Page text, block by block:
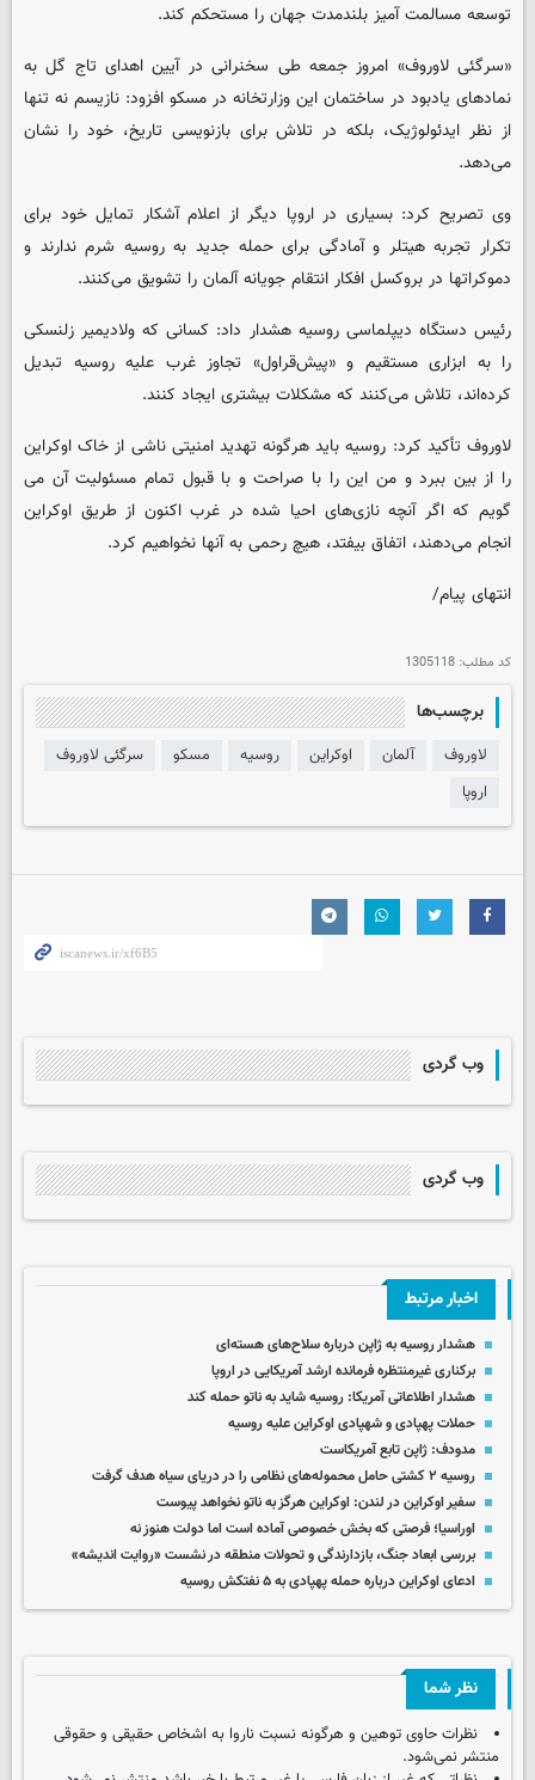
توسعه مسالمت ‌آمیز بلندمدت جهان را مستحکم کند.
«سرگئی لاوروف» امروز جمعه طی سخنرانی در آیین اهدای تاج گل به
نمادهای یادبود در ساختمان این وزارتخانه در مسکو افزود: نازیسم نه تنها
از نظر ایدئولوژیک، بلکه در تلاش برای بازنویسی تاریخ، خود را نشان
می‌دهد.
وی تصریح کرد: بسیاری در اروپا دیگر از اعلام آشکار تمایل خود برای
تکرار تجربه هیتلر و آمادگی برای حمله جدید به روسیه شرم ندارند و
دموکراتها در بروکسل افکار انتقام ‌جویانه آلمان را تشویق می‌کنند.
رئیس دستگاه دیپلماسی روسیه هشدار داد: کسانی که ولادیمیر زلنسکی
را به ابزاری مستقیم و «پیش‌قراول» تجاوز غرب علیه روسیه تبدیل
کرده‌اند، تلاش می‌کنند که مشکلات بیشتری ایجاد کنند.
لاوروف تأکید کرد: روسیه باید هرگونه تهدید امنیتی ناشی از خاک اوکراین
را از بین ببرد و من این را با صراحت و با قبول تمام مسئولیت آن می
گویم که اگر آنچه نازی‌های احیا شده در غرب اکنون از طریق اوکراین
انجام می‌دهند، اتفاق بیفتد، هیچ رحمی به آنها نخواهیم کرد.
انتهای پیام/
کد مطلب: 1305118
برچسب‌ها
لاوروف آلمان اوکراین روسیه مسکو
سرگئی لاوروف
اروپا
وب گردی
وب گردی
اخبار مرتبط
هشدار روسیه به ژاپن درباره سلاح‌های هسته‌ای
برکناری غیرمنتظره فرمانده ارشد آمریکایی در اروپا
هشدار اطلاعاتی آمریکا: روسیه شاید به ناتو حمله کند
حملات پهپادی و شهپادی اوکراین علیه روسیه
مدودف: ژاپن تابع آمریکاست
روسیه ۲ کشتی حامل محموله‌های نظامی را در دریای سیاه هدف گرفت
سفیر اوکراین در لندن: اوکراین هرگز به ناتو نخواهد پیوست
اوراسیا؛ فرصتی که بخش خصوصی آماده است اما دولت هنوز نه
بررسی ابعاد جنگ، بازدارندگی و تحولات منطقه در نشست «روایت اندیشه»
ادعای اوکراین درباره حمله پهپادی به ۵ نفتکش روسیه
نظر شما
نظرات حاوی توهین و هرگونه نسبت ناروا به اشخاص حقیقی و حقوقی
منتشر نمی‌شود.